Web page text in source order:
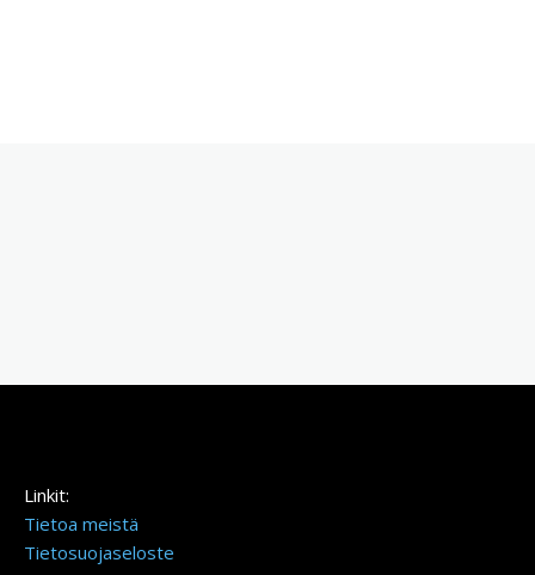
Linkit:
Tietoa meistä
Tietosuojaseloste